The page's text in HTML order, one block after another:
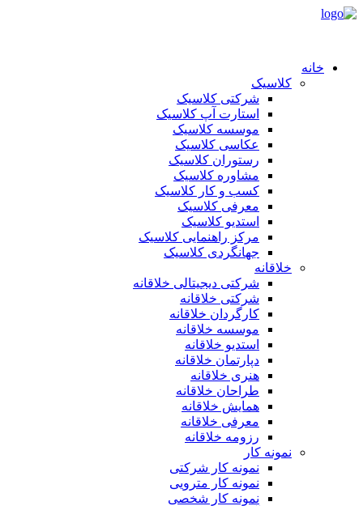
خانه
کلاسیک
شرکتی کلاسیک
استارت آپ کلاسیک
موسسه کلاسیک
عکاسی کلاسیک
رستوران کلاسیک
مشاوره کلاسیک
کسب و کار کلاسیک
معرفی کلاسیک
استدیو کلاسیک
مرکز راهنمایی کلاسیک
جهانگردی کلاسیک
خلاقانه
شرکتی دیجیتالی خلاقانه
شرکتی خلاقانه
کارگردان خلاقانه
موسسه خلاقانه
استدیو خلاقانه
دپارتمان خلاقانه
هنری خلاقانه
طراحان خلاقانه
همایش خلاقانه
معرفی خلاقانه
رزومه خلاقانه
نمونه کار
نمونه کار شرکتی
نمونه کار مترویی
نمونه کار شخصی